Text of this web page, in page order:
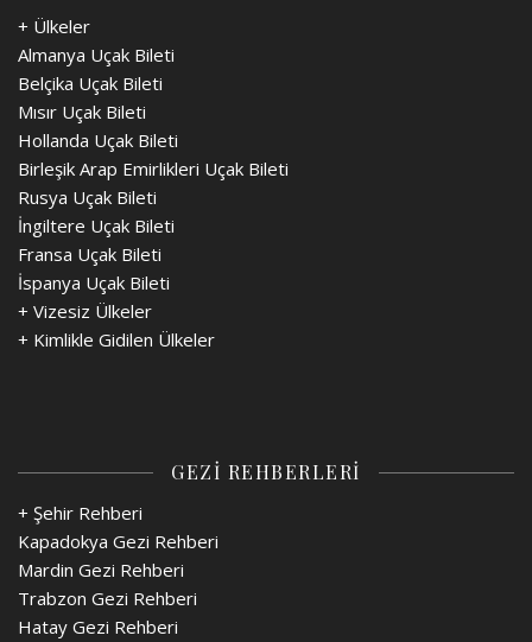
+ Ülkeler
Almanya Uçak Bileti
Belçika Uçak Bileti
Mısır Uçak Bileti
Hollanda Uçak Bileti
Birleşik Arap Emirlikleri Uçak Bileti
Rusya Uçak Bileti
İngiltere Uçak Bileti
Fransa Uçak Bileti
İspanya Uçak Bileti
+ Vizesiz Ülkeler
+ Kimlikle Gidilen Ülkeler
GEZİ REHBERLERİ
+ Şehir Rehberi
Kapadokya Gezi Rehberi
Mardin Gezi Rehberi
Trabzon Gezi Rehberi
Hatay Gezi Rehberi